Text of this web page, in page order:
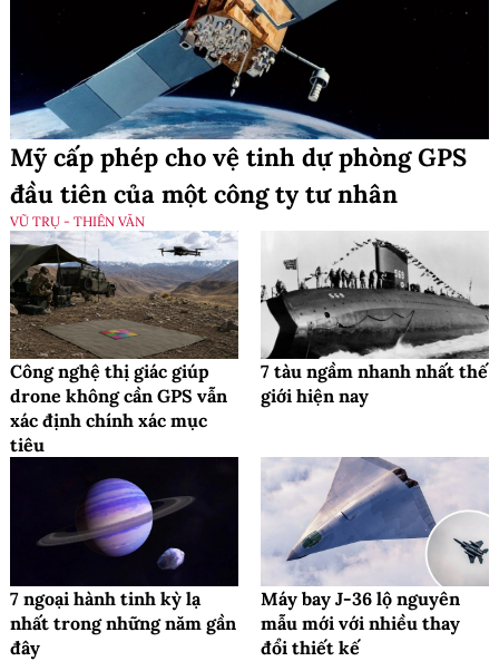
Mỹ cấp phép cho vệ tinh dự phòng GPS
đầu tiên của một công ty tư nhân
VŨ TRỤ - THIÊN VĂN
Công nghệ thị giác giúp
drone không cần GPS vẫn
xác định chính xác mục
tiêu
7 tàu ngầm nhanh nhất thế
giới hiện nay
7 ngoại hành tinh kỳ lạ
nhất trong những năm gần
đây
Máy bay J-36 lộ nguyên
mẫu mới với nhiều thay
đổi thiết kế